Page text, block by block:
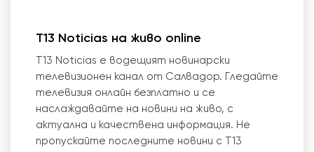
T13 Noticias на живо online
T13 Noticias е водещият новинарски
телевизионен канал от Салвадор. Гледайте
телевизия онлайн безплатно и се
наслаждавайте на новини на живо, с
актуална и качествена информация. Не
пропускайте последните новини с T13